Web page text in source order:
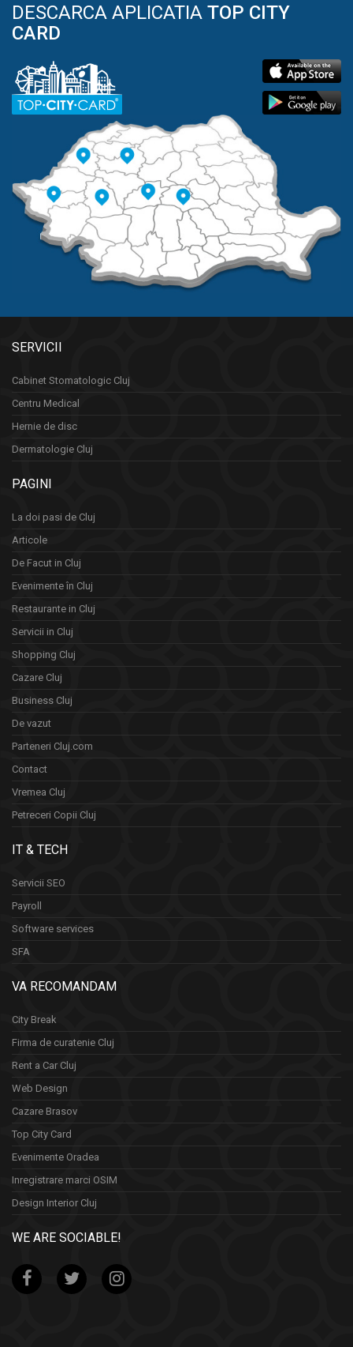
DESCARCA APLICATIA TOP CITY
CARD
SERVICII
Cabinet Stomatologic Cluj
Centru Medical
Hernie de disc
Dermatologie Cluj
PAGINI
La doi pasi de Cluj
Articole
De Facut in Cluj
Evenimente în Cluj
Restaurante in Cluj
Servicii in Cluj
Shopping Cluj
Cazare Cluj
Business Cluj
De vazut
Parteneri Cluj.com
Contact
Vremea Cluj
Petreceri Copii Cluj
IT & TECH
Servicii SEO
Payroll
Software services
SFA
VA RECOMANDAM
City Break
Firma de curatenie Cluj
Rent a Car Cluj
Web Design
Cazare Brasov
Top City Card
Evenimente Oradea
Inregistrare marci OSIM
Design Interior Cluj
WE ARE SOCIABLE!